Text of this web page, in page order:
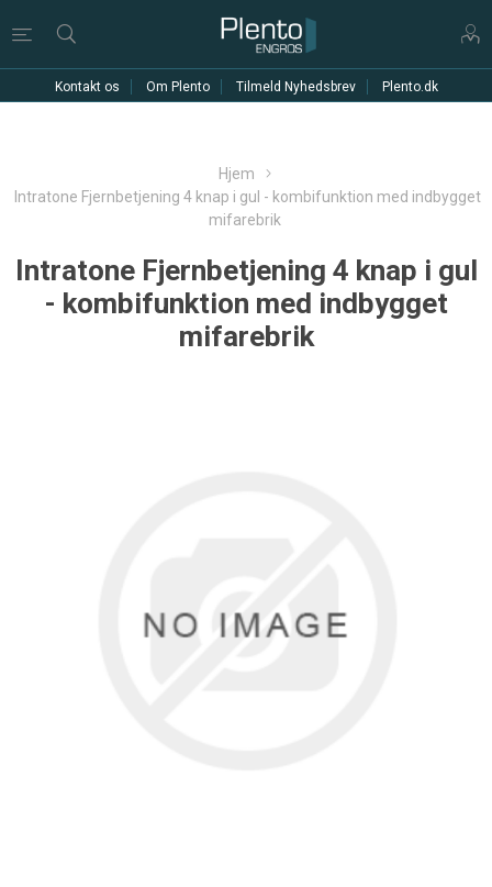
Kontakt os Om Plento Tilmeld Nyhedsbrev Plento.dk
Hjem
Intratone Fjernbetjening 4 knap i gul - kombifunktion med indbygget
mifarebrik
Intratone Fjernbetjening 4 knap i gul
- kombifunktion med indbygget
mifarebrik